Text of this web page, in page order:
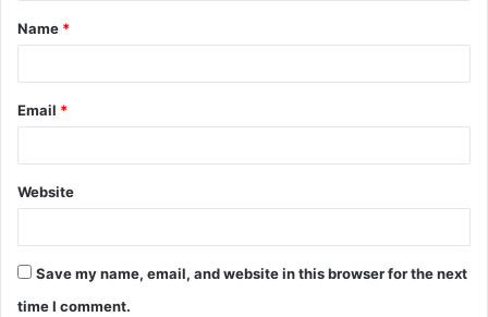
Name *
Email *
Website
Save my name, email, and website in this browser for the next
time I comment.